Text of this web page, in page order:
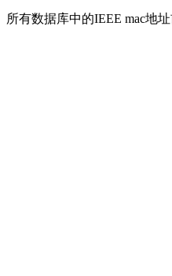
所有数据库中的IEEE mac地